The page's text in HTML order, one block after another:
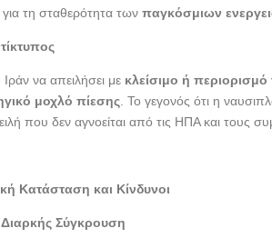
για τη σταθερότητα τωνπαγκόσμιων
να απειλήσει με κλείσιμο ή περιορισμό
μοχλό πίεσης . Το γεγονός ότι η
που δεν αγνοείται από τις ΗΠΑ και τους
Κατάσταση και Κίνδυνοι
Σύγκρουση